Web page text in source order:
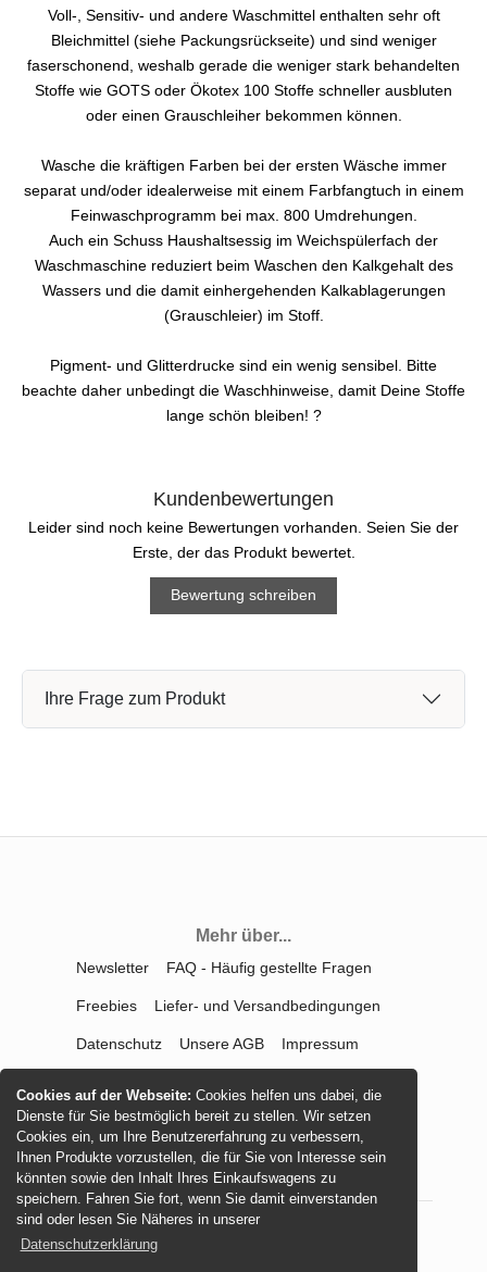
Cookies auf der Webseite:Cookies helfen uns dabei, die
Dienste für Sie bestmöglich bereit zu stellen. Wir setzen
Cookies ein, um Ihre Benutzererfahrung zu verbessern,
Ihnen Produkte vorzustellen, die für Sie von Interesse sein
könnten sowie den Inhalt Ihres Einkaufswagens zu
speichern. Fahren Sie fort, wenn Sie damit einverstanden
sind oder lesen Sie Näheres in unserer
Datenschutzerklärung
Voll-, Sensitiv- und andere Waschmittel enthalten sehr oft
Bleichmittel (siehe Packungsrückseite) und sind weniger
faserschonend, weshalb gerade die weniger stark behandelten
Stoffe wie GOTS oder Ökotex 100 Stoffe schneller ausbluten
oder einen Grauschleiher bekommen können.
Wasche die kräftigen Farben bei der ersten Wäsche immer
separat und/oder idealerweise mit einem Farbfangtuch in einem
Feinwaschprogramm bei max. 800 Umdrehungen.
Auch ein Schuss Haushaltsessig im Weichspülerfach der
Waschmaschine reduziert beim Waschen den Kalkgehalt des
Wassers und die damit einhergehenden Kalkablagerungen
(Grauschleier) im Stoff.
Pigment- und Glitterdrucke sind ein wenig sensibel. Bitte
beachte daher unbedingt die Waschhinweise, damit Deine Stoffe
lange schön bleiben! ?
Kundenbewertungen
Leider sind noch keine Bewertungen vorhanden. Seien Sie der
Erste, der das Produkt bewertet.
Bewertung schreiben
Ihre Frage zum Produkt
Mehr über...
Newsletter FAQ - Häufig gestellte Fragen
Freebies Liefer- und Versandbedingungen
Datenschutz Unsere AGB Impressum
Vertrag widerrufen
© 2026 -